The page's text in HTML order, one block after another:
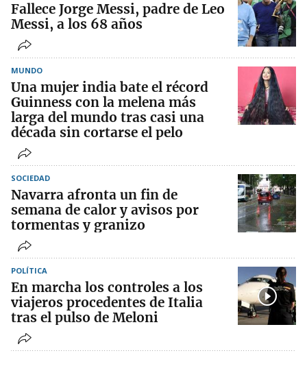
Fallece Jorge Messi, padre de Leo
Messi, a los 68 años
MUNDO
Una mujer india bate el récord
Guinness con la melena más
larga del mundo tras casi una
década sin cortarse el pelo
SOCIEDAD
Navarra afronta un fin de
semana de calor y avisos por
tormentas y granizo
POLÍTICA
En marcha los controles a los
viajeros procedentes de Italia
tras el pulso de Meloni